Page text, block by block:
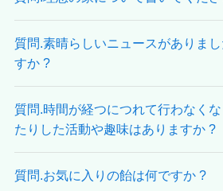
質問.素晴らしいニュースがありま
すか ?
質問.時間が経つにつれて行わなく
たりした活動や趣味はありますか ?
質問.お気に入りの飴は何ですか ?